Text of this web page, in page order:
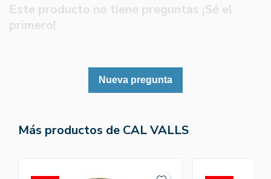
Este producto no tiene preguntas ¡Sé el
primero!
Nueva pregunta
Más productos de CAL VALLS